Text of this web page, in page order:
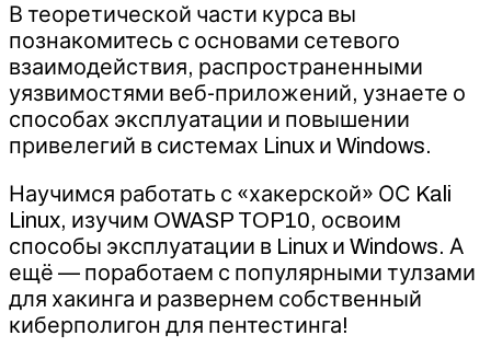
В теоретической части курса вы
познакомитесь с основами сетевого
взаимодействия, распространенными
уязвимостями веб-приложений, узнаете о
способах эксплуатации и повышении
привелегий в системах Linux и Windows.
Научимся работать с «хакерской» ОС Kali
Linux, изучим OWASP TOP10, освоим
способы эксплуатации в Linux и Windows. А
ещё — поработаем с популярными тулзами
для хакинга и развернем собственный
киберполигон для пентестинга!